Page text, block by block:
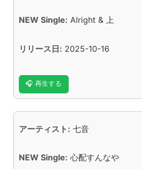
NEW Single: Alright & 上
リリース日: 2025-10-16
🎧 再生する
アーティスト: 七音
NEW Single: 心配すんなや